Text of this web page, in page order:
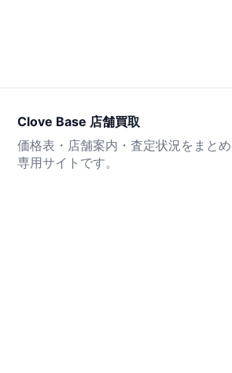
Clove Base 店舗買取
価格表・店舗案内・査定状況をまと
専用サイトです。